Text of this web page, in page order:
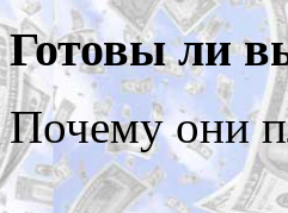
Готовы ли
Почему они